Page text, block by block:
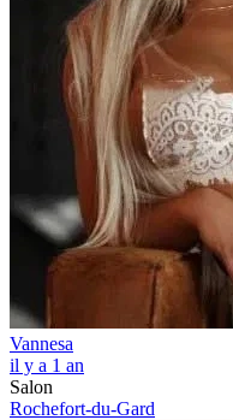
Vannesa
il y a 1 an
Salon
Rochefort-du-Gard